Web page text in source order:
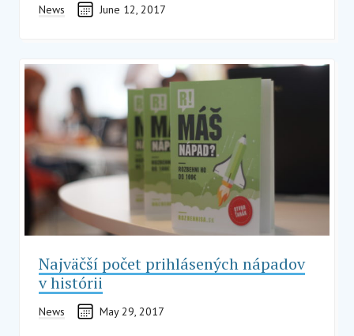
News June 12, 2017
Najväčší počet prihlásených nápadov
v histórii
News May 29, 2017